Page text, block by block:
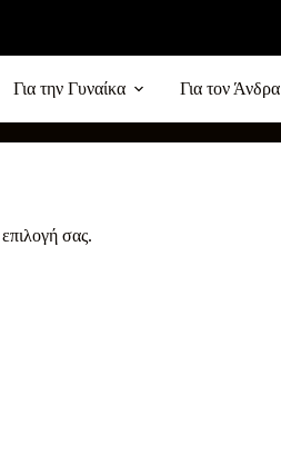
Για την Γυναίκα Για τον Άνδρα
σας.